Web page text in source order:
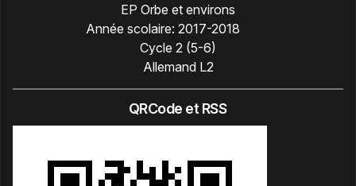
EP Orbe et environs
Année scolaire: 2017-2018
Cycle 2 (5-6)
Allemand L2
QRCode et RSS